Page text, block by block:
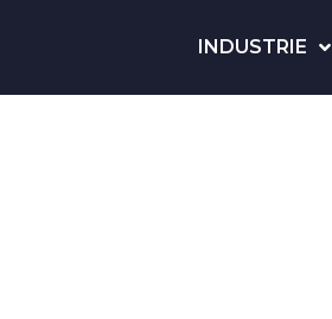
INDUSTRIE